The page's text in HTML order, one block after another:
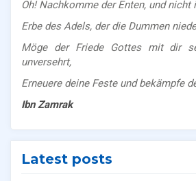
Oh! Nachkomme der Enten, und
Erbe des Adels, der die Dummen
Möge der Friede Gottes mit dir
unversehrt,
Erneuere deine Feste und bekämpfe
Ibn Zamrak
Latest posts